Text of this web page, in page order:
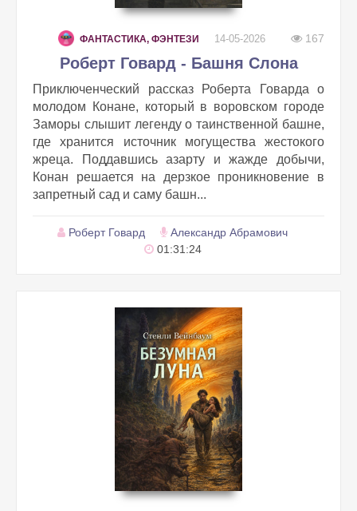
ФАНТАСТИКА, ФЭНТЕЗИ 14-05-2026 167
Роберт Говард - Башня Слона
Приключенческий рассказ Роберта Говарда о
молодом Конане, который в воровском городе
Заморы слышит легенду о таинственной башне,
где хранится источник могущества жестокого
жреца. Поддавшись азарту и жажде добычи,
Конан решается на дерзкое проникновение в
запретный сад и саму башн...
Роберт Говард
Александр Абрамович
01:31:24